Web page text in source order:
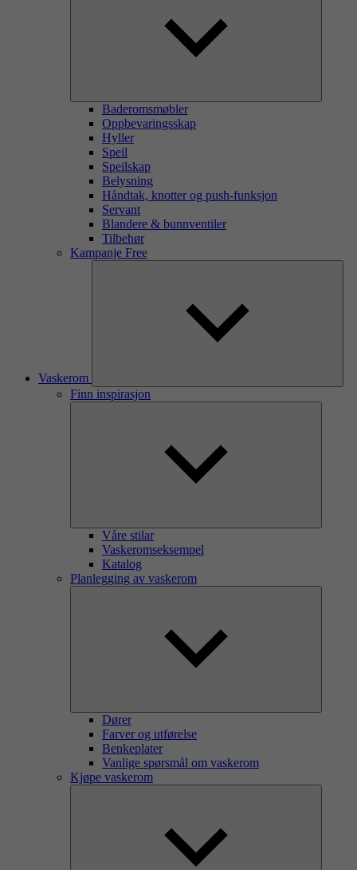
Baderomsmøbler
Oppbevaringsskap
Hyller
Speil
Speilskap
Belysning
Håndtak, knotter og push-funksjon
Servant
Blandere & bunnventiler
Tilbehør
Kampanje Free
Vaskerom
Finn inspirasjon
Våre stilar
Vaskeromseksempel
Katalog
Planlegging av vaskerom
Dører
Farver og utførelse
Benkeplater
Vanlige spørsmål om vaskerom
Kjøpe vaskerom